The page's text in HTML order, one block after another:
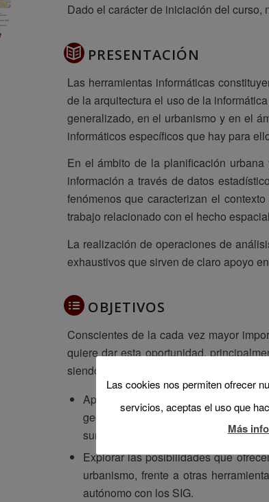
Dado el carácter de iniciación del curso,
PRESENTACIÓN
Las herramientas informáticas
de la arquitectura el uso de la
generalizado, en el urbanismo y en el
informáticos específicos que hay para
En el ámbito de la planificación
información a través de datos
fenómenos que caracterizan el
trabajo relacionado con el hecho
La realización de operaciones de
exhaustivos que sirven de claro apoyo
OBJETIVOS
Conscientes de la cada vez mayor
quiere dar esta oportunidad,
siendo los objetivos del curso.
Aprender los conceptos
georreferenciar y geocodificar la
suministrada en forma de tablas o
Explorar las posibilidades que
urbanismo, frente a otras
autónomo con los SIG.
Las cookies nos permiten ofrecer
servicios, aceptas el uso que
Más